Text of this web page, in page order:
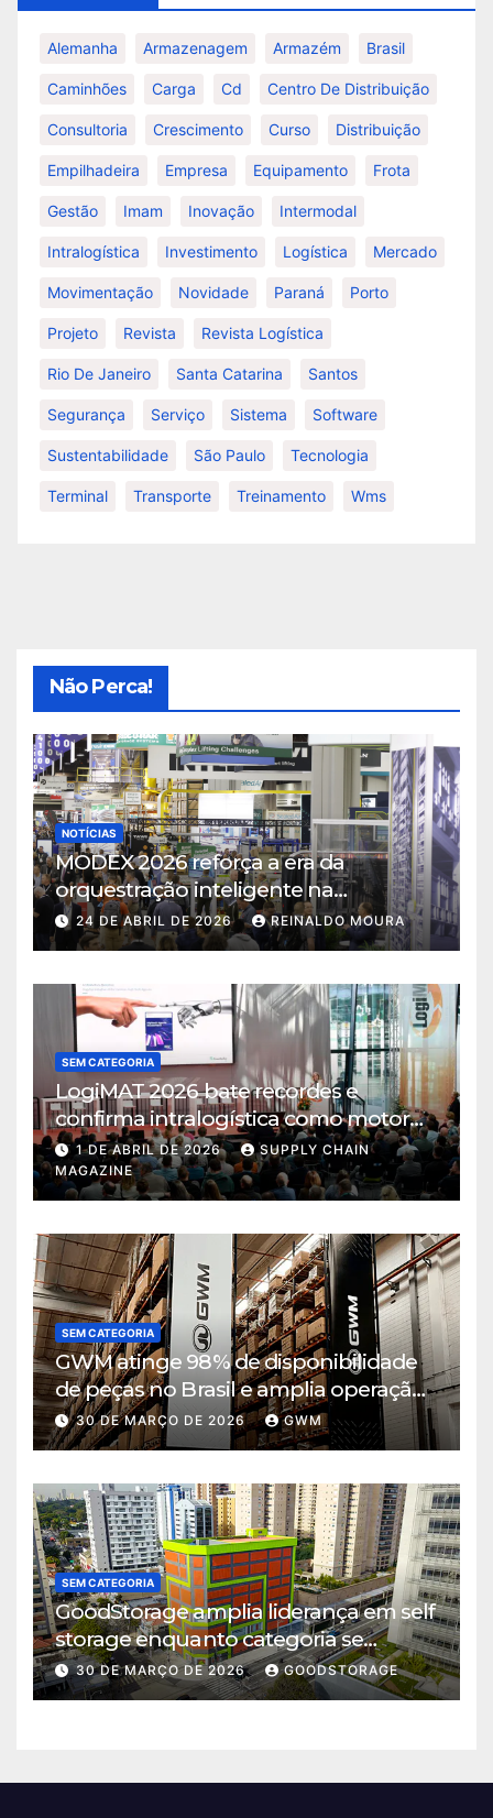
Alemanha Armazenagem Armazém Brasil
Caminhões Carga Cd Centro De Distribuição
Consultoria Crescimento Curso Distribuição
Empilhadeira Empresa Equipamento Frota
Gestão Imam Inovação Intermodal
Intralogística Investimento Logística Mercado
Movimentação Novidade Paraná Porto
Projeto Revista Revista Logística
Rio De Janeiro Santa Catarina Santos
Segurança Serviço Sistema Software
Sustentabilidade São Paulo Tecnologia
Terminal Transporte Treinamento Wms
Não Perca!
NOTÍCIAS
MODEX 2026 reforça a era da
orquestração inteligente na
intralogística
24 DE ABRIL DE 2026 REINALDO MOURA
SEM CATEGORIA
LogiMAT 2026 bate recordes e
confirma intralogística como motor
de decisão em tempos de incerteza
1 DE ABRIL DE 2026
SUPPLY CHAIN
MAGAZINE
SEM CATEGORIA
GWM atinge 98% de disponibilidade
de peças no Brasil e amplia operação
logística em Cajamar
30 DE MARÇO DE 2026 GWM
SEM CATEGORIA
GoodStorage amplia liderança em self
storage enquanto categoria se
consolida em São Paulo
30 DE MARÇO DE 2026 GOODSTORAGE